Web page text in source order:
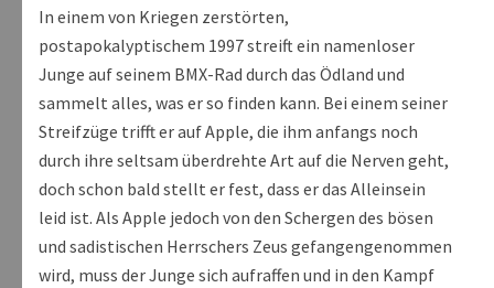
In einem von Kriegen zerstörten,
postapokalyptischem 1997 streift ein namenloser
Junge auf seinem BMX-Rad durch das Ödland und
sammelt alles, was er so finden kann. Bei einem seiner
Streifzüge trifft er auf Apple, die ihm anfangs noch
durch ihre seltsam überdrehte Art auf die Nerven geht,
doch schon bald stellt er fest, dass er das Alleinsein
leid ist. Als Apple jedoch von den Schergen des bösen
und sadistischen Herrschers Zeus gefangengenommen
wird, muss der Junge sich aufraffen und in den Kampf